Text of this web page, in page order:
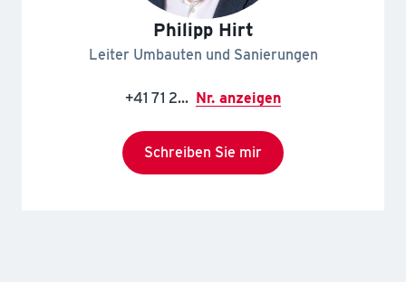
Philipp Hirt
Leiter Umbauten und Sanierungen
+41 71 2... Nr. anzeigen
Schreiben Sie mir